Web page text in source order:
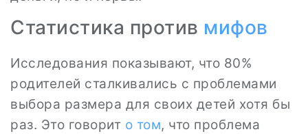
Статистика против мифов
Исследования показывают, что 80%
родителей сталкивались с проблемами
выбора размера для своих детей хотя бы
раз. Это говорит о том, что проблема